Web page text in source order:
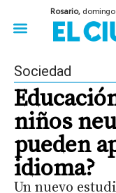
Rosario, domingo
Sociedad
niños
pueden
idioma?
Un nuevo